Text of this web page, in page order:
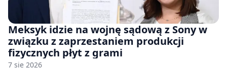
Meksyk idzie na wojnę sądową z Sony w
związku z zaprzestaniem produkcji
fizycznych płyt z grami
7 sie 2026